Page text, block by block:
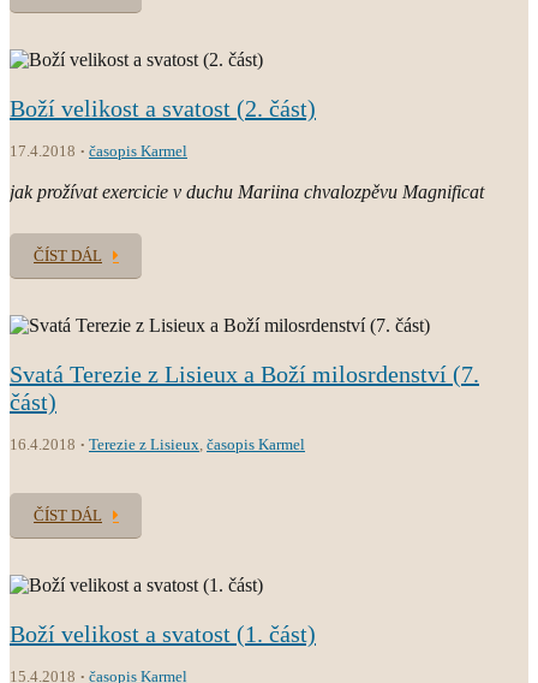
Boží velikost a svatost (2. část)
17.4.2018 časopis Karmel
jak prožívat exercicie v duchu Mariina chvalozpěvu Magnificat
ČÍST DÁL
Svatá Terezie z Lisieux a Boží milosrdenství (7.
část)
16.4.2018 Terezie z Lisieux časopis Karmel
ČÍST DÁL
Boží velikost a svatost (1. část)
15.4.2018 časopis Karmel